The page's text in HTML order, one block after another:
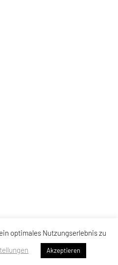
optimales Nutzungserlebnis zu
Akzeptieren